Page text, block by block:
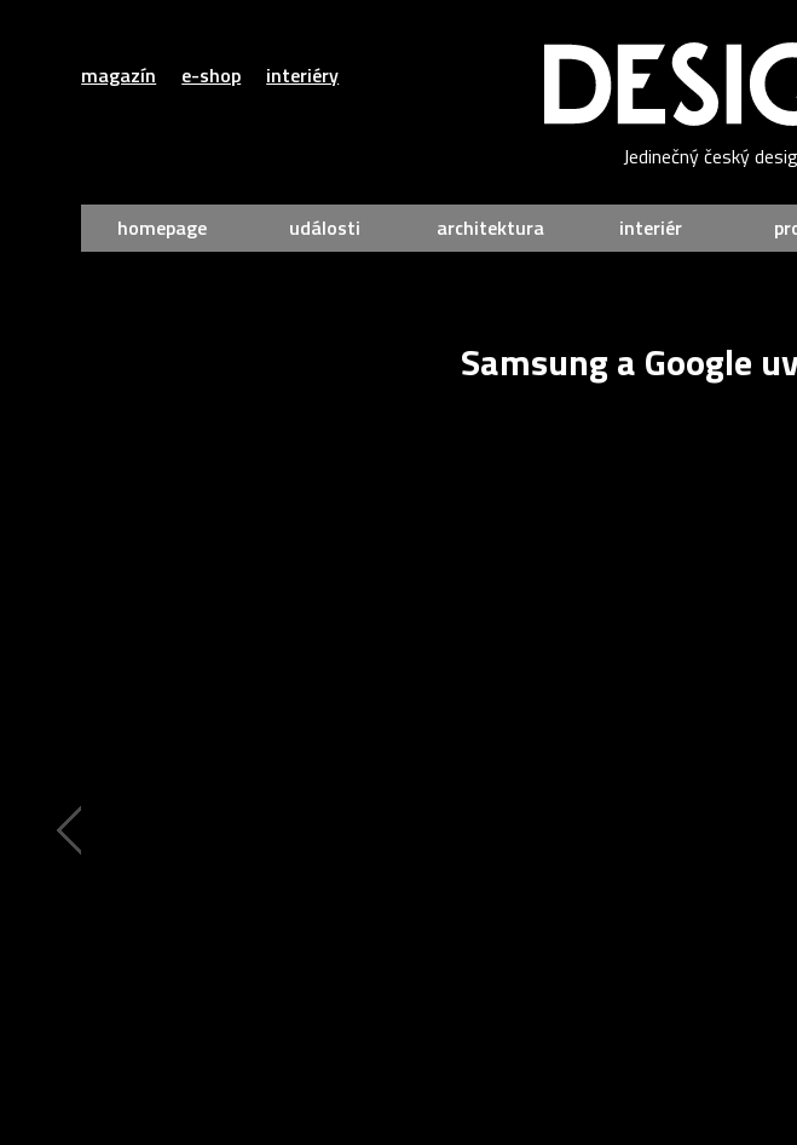
magazín e-shop interiéry
Jedinečný český
homepage události architektura interiér
Samsung a Google